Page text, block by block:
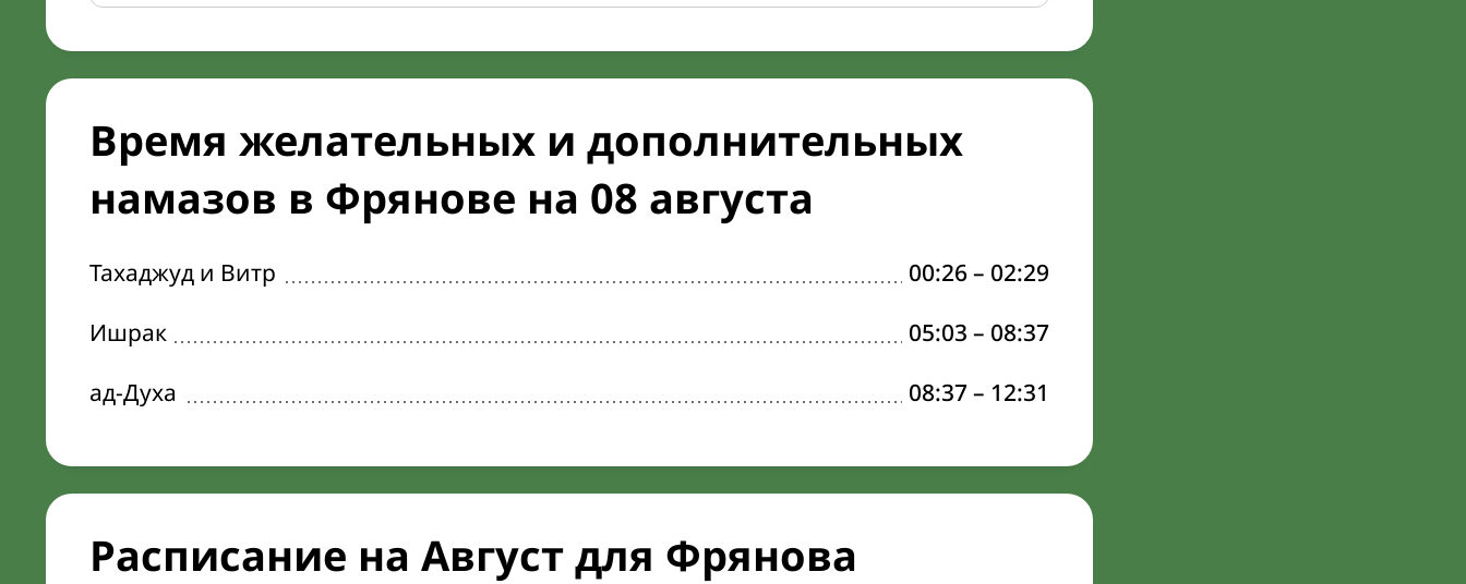
Время желательных и дополнительных
намазов в Фрянове на 08 августа
Тахаджуд и Витр 00:26 – 02:29
Ишрак
05:03 – 08:37
ад-Духа
08:37– 12:31
Расписание на Август для Фрянова